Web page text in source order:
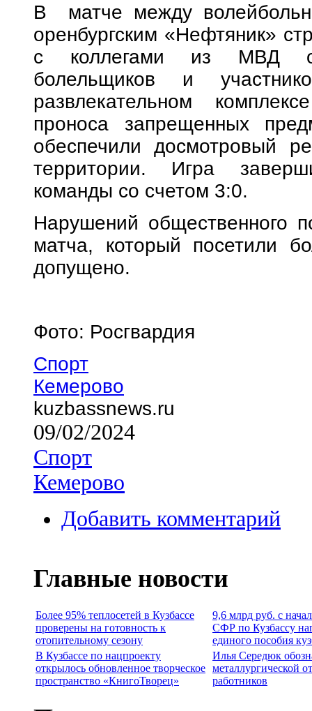
В матче между
оренбургским «Нефтяник»
с коллегами из МВД
болельщиков и
развлекательном
проноса запрещенных
обеспечили досмотровый
территории. Игра
команды со счетом 3:0.
Нарушений общественного
матча, который посетили
допущено.
Фото: Росгвардия
Спорт
Кемерово
kuzbassnews.ru
09/02/2024
Спорт
Кемерово
Добавить комментарий
Главные новости
Более 95% теплосетей в Кузбассе
проверены на готовность к
отопительному сезону
9,6 млрд руб. с
СФР по Кузбассу
единого пособия
В Кузбассе по нацпроекту
открылось обновленное творческое
пространство «КнигоТворец»
Илья Середюк
металлургической
работников